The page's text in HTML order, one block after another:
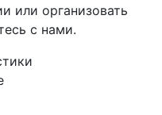
или организовать
с нами.